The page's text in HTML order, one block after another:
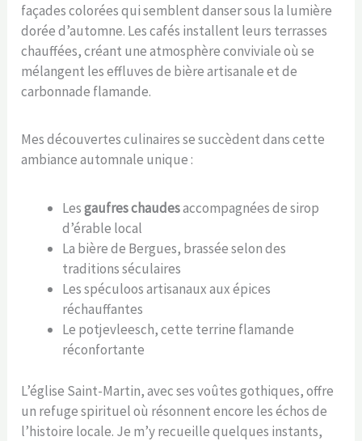
façades colorées qui semblent danser sous la lumière
dorée d’automne. Les cafés installent leurs terrasses
chauffées, créant une atmosphère conviviale où se
mélangent les effluves de bière artisanale et de
carbonnade flamande.
Mes découvertes culinaires se succèdent dans cette
ambiance automnale unique :
Lesgaufres chaudesaccompagnées de sirop
d’érable local
La bière de Bergues, brassée selon des
traditions séculaires
Les spéculoos artisanaux aux épices
réchauffantes
Le potjevleesch, cette terrine flamande
réconfortante
L’église Saint-Martin, avec ses voûtes gothiques, offre
un refuge spirituel où résonnent encore les échos de
l’histoire locale. Je m’y recueille quelques instants,